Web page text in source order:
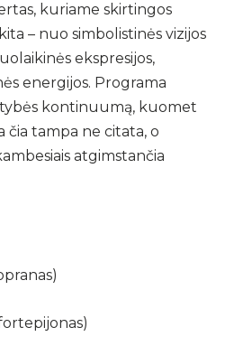
kuriame skirtingos
– nuo simbolistinės vizijos
ekspresijos,
energijos. Programa
kontinuumą, kuomet
čia tampa ne citata, o
atgimstančia